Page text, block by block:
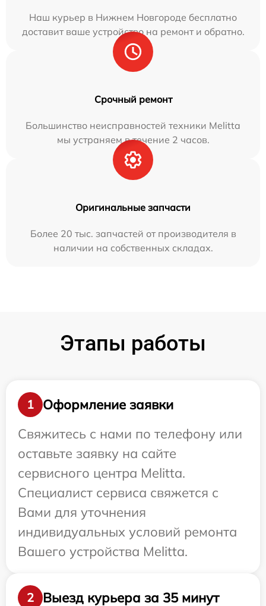
Наш курьер в Нижнем Новгороде бесплатно
доставит ваше устройство на ремонт и обратно.
Срочный ремонт
Большинство неисправностей техники Melitta
мы устраняем в течение 2 часов.
Оригинальные запчасти
Более 20 тыс. запчастей от производителя в
наличии на собственных складах.
Этапы работы
1
Оформление заявки
Свяжитесь с нами по телефону или
оставьте заявку на сайте
сервисного центра Melitta.
Специалист сервиса свяжется с
Вами для уточнения
индивидуальных условий ремонта
Вашего устройства Melitta.
2 Выезд курьера за 35 минут